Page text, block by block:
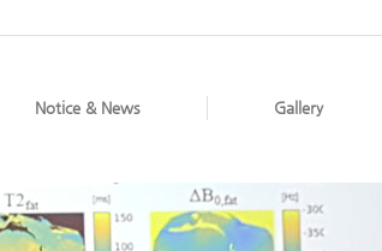
Notice & News Gallery